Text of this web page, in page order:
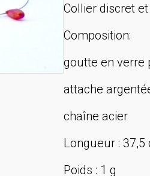
Collier discret
Composition:
goutte en verre
attache
chaîne acier
Longueur : 37,5
Poids : 1 g